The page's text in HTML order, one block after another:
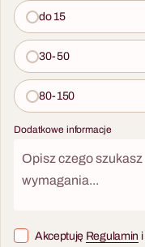
do 15
30-50
80-150
Dodatkowe informacje
Akceptuję Regulamin i